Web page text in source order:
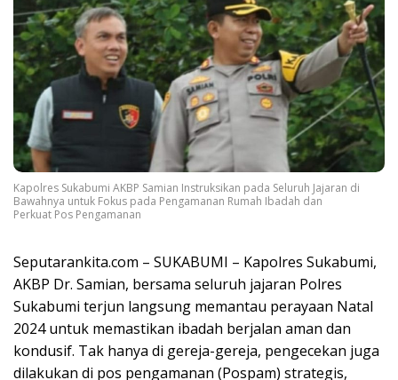
Kapolres Sukabumi AKBP Samian Instruksikan pada Seluruh Jajaran di
Bawahnya untuk Fokus pada Pengamanan Rumah Ibadah dan
Perkuat Pos Pengamanan
Seputarankita.com – SUKABUMI – Kapolres Sukabumi,
AKBP Dr. Samian, bersama seluruh jajaran Polres
Sukabumi terjun langsung memantau perayaan Natal
2024 untuk memastikan ibadah berjalan aman dan
kondusif. Tak hanya di gereja-gereja, pengecekan juga
dilakukan di pos pengamanan (Pospam) strategis,